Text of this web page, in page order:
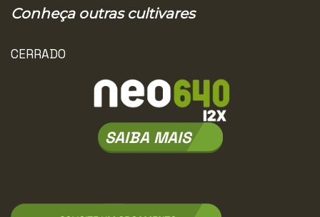
Conheça outras cultivares
CERRADO
SAIBA MAIS